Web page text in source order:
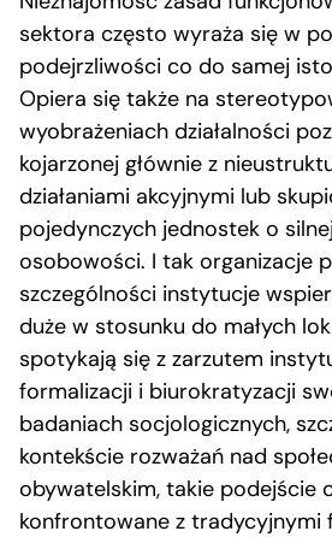
sektora często wyraża się w
podejrzliwości co do samej
Opiera się także na
wyobrażeniach działalności
kojarzonej głównie z
działaniami akcyjnymi lub
pojedynczych jednostek o
osobowości. I tak organizacje
szczególności instytucje
duże w stosunku do małych
spotykają się z zarzutem
formalizacji i biurokratyzacji
badaniach socjologicznych,
kontekście rozważań nad
obywatelskim, takie podejście
konfrontowane z tradycyjnymi